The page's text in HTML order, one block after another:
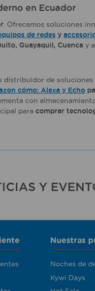
en Ecuador
. Ofrecemos soluciones
de redes y
Guayaquil, Cuenca y
distribuidor de soluciones
cómo: Alexa y Echo
con
para comprar
Y
Nuestras
Noches de
Kywi Days